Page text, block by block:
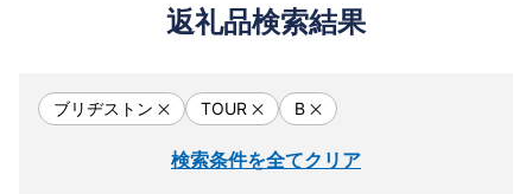
返礼品検索結果
ブリヂストン TOUR B
検索条件を全てクリア